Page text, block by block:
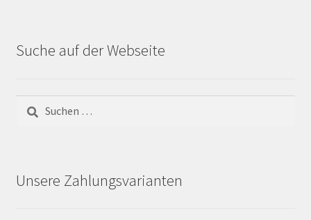
Suche auf der Webseite
nach:
Unsere Zahlungsvarianten